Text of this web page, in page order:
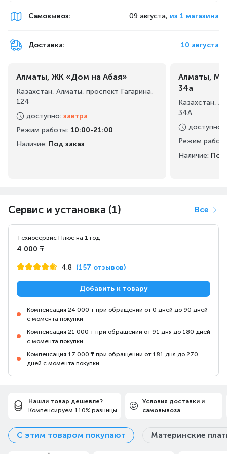
Light Strike Libra
Настраиваемая подсветка
6 эффектов RGB подсветки
LK звуковая технология
Никаких задержек
Высокая долговечность
Технология Light Strike Libra
последовательных нажатий клавиш независимо от
того, как вы играете.
Самовывоз: 09 августа, из 1 магазина
Доставка: 10 августа
Алматы, ЖК «Дом на Абая»
Казахстан, Алматы, проспект Гагарина,
124
доступно: завтра
Режим работы: 10:00-21:00
Наличие: Под заказ
Алматы,
34а
Казахстан,
34А
доступно
Режим
Наличие: Под
Сервис и установка (1) Все
Техносервис Плюс на 1 год
4 000 ₸
4.8 (157 отзывов)
Добавить к товару
Компенсация 24 000 ₸ при обращении от 0 дней до 90 дней
с момента покупки
Компенсация 21 000 ₸ при обращении от 91 дня до 180 дней
с момента покупки
Компенсация 17 000 ₸ при обращении от 181 дня до 270
дней с момента покупки
Нашли товар дешевле?
Компенсируем 110% разницы
Условия доставки и
самовывоза
С этим товаром покупают Материнские